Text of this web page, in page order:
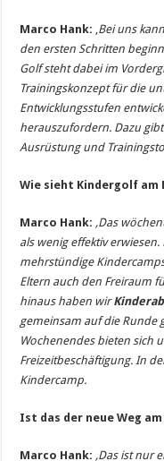
Marco Hank: ‚Bei uns
den ersten Schritten
Golf steht dabei im
Trainingskonzept für die
Entwicklungsstufen
herauszufordern. Dazu
Ausrüstung und
Wie sieht Kindergolf am
Marco Hank: ‚Das
als wenig effektiv
mehrstündige
Eltern auch den Freiraum
hinaus haben wir
gemeinsam auf die Runde
Wochenendes bieten sich
Freizeitbeschäftigung. In
Kindercamp.
Ist das der neue Weg
Marco Hank: ‚Das ist nur